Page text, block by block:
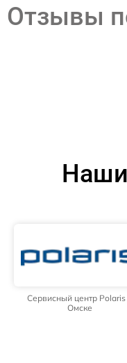
Отзывы
Сервисный центр Polaris
Омске